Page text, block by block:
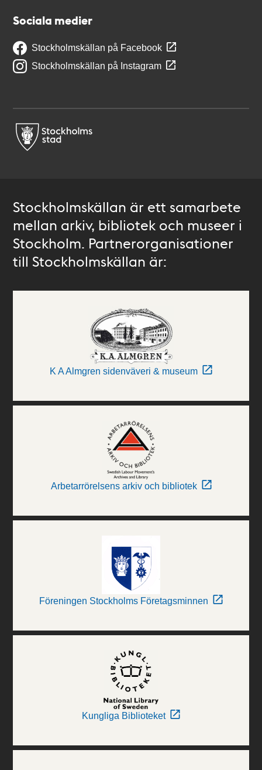
Sociala medier
Stockholmskällan på Facebook
Stockholmskällan på Instagram
Stockholmskällan är ett samarbete
mellan arkiv, bibliotek och museer i
Stockholm. Partnerorganisationer
till Stockholmskällan är:
K A Almgren sidenväveri & museum
Arbetarrörelsens arkiv och bibliotek
Föreningen Stockholms Företagsminnen
Kungliga Biblioteket